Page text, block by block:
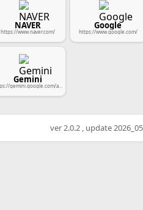
NAVER
https://www.naver.com/
Google
https://www.google.com/
Gemini
ver 2.0.2 , update